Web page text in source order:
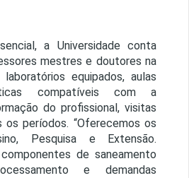
a Universidade conta
mestres e doutores na
equipados, aulas
compatíveis com a
do profissional, visitas
períodos. “Oferecemos os
Pesquisa e Extensão.
de saneamento
e demandas